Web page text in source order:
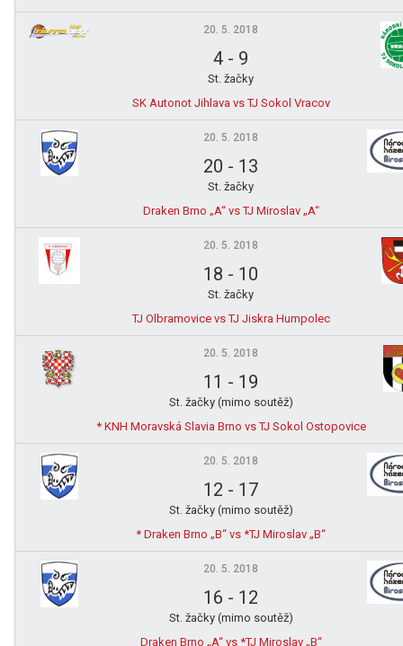
20. 5. 2018
4 - 9
St. žačky
SK Autonot Jihlava vs TJ Sokol Vracov
20. 5. 2018
20 - 13
St. žačky
Draken Brno „A“ vs TJ Miroslav „A“
20. 5. 2018
18 - 10
St. žačky
TJ Olbramovice vs TJ Jiskra Humpolec
20. 5. 2018
11 - 19
St. žačky (mimo soutěž)
* KNH Moravská Slavia Brno vs TJ Sokol Ostopovice
20. 5. 2018
12 - 17
St. žačky (mimo soutěž)
* Draken Brno „B“ vs *TJ Miroslav „B“
20. 5. 2018
16 - 12
St. žačky (mimo soutěž)
Draken Brno „A“ vs *TJ Miroslav „B“